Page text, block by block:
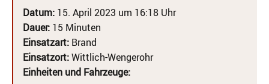
Datum: 15. April 2023 um 16:18 Uhr
Dauer: 15 Minuten
Einsatzart: Brand
Einsatzort:Wittlich-Wengerohr
Einheiten und Fahrzeuge: